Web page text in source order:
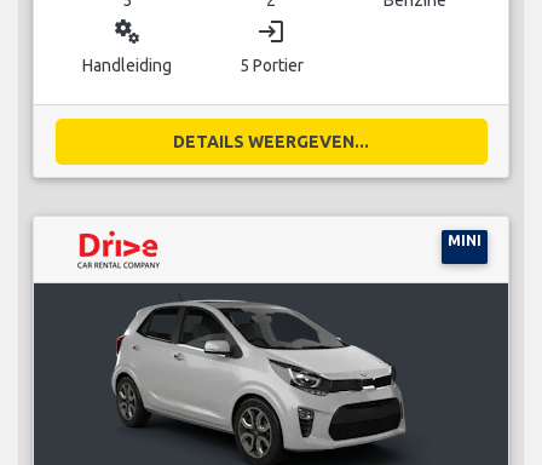
miscellaneous_services
Handleiding
login
5 Portier
DETAILS WEERGEVEN...
MINI